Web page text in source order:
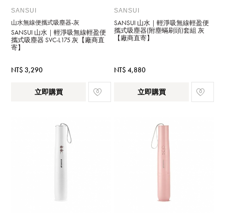
SANSUI
山水無線便攜式吸塵器-灰
SANSUI 山水｜輕淨吸無線輕盈便
攜式吸塵器 SVC-L175 灰【廠商直
寄】
NT$ 3,290
立即購買
SANSUI
SANSUI 山水｜輕淨吸無線輕盈便
攜式吸塵器(附塵蟎刷頭)套組 灰
【廠商直寄】
NT$ 4,880
立即購買